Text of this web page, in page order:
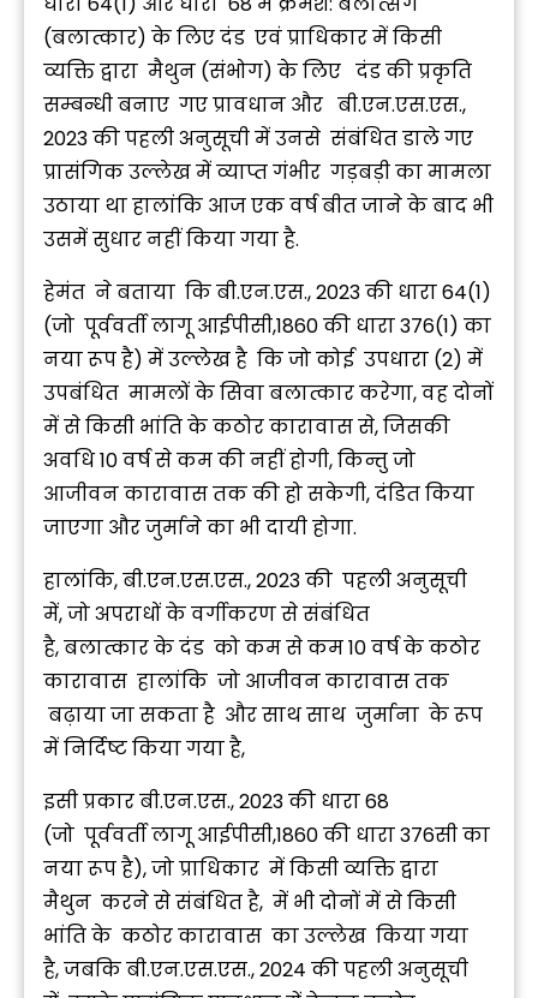
(बलात्कार) के लिए दंड एवं प्राधिकार में किसी
व्यक्ति द्वारा मैथुन (संभोग) के लिए दंड की प्रकृति
सम्बन्धी बनाए गए प्रावधान और बी.एन.एस.एस.,
2023 की पहली अनुसूची में उनसे संबंधित डाले गए
प्रासंगिक उल्लेख में व्याप्त गंभीर गड़बड़ी का मामला
उठाया था हालांकि आज एक वर्ष बीत जाने के बाद भी
उसमें सुधार नहीं किया गया है.
हेमंत ने बताया कि बी.एन.एस., 2023 की धारा 64(1)
(जो पूर्ववर्ती लागू आईपीसी,1860 की धारा 376(1) का
नया रूप है) में उल्लेख है कि जो कोई उपधारा (2) में
उपबंधित मामलों के सिवा बलात्कार करेगा, वह दोनों
में से किसी भांति के कठोर कारावास से, जिसकी
अवधि 10 वर्ष से कम की नहीं होगी, किन्तु जो
आजीवन कारावास तक की हो सकेगी, दंडित किया
जाएगा और जुर्माने का भी दायी होगा.
हालांकि, बी.एन.एस.एस., 2023 की पहली अनुसूची
में, जो अपराधों के वर्गीकरण से संबंधित
है, बलात्कार के दंड को कम से कम 10 वर्ष के कठोर
कारावास हालांकि जो आजीवन कारावास तक
बढ़ाया जा सकता है और साथ साथ जुर्माना के रूप
में निर्दिष्ट किया गया है,
इसी प्रकार बी.एन.एस., 2023 की धारा 68
(जो पूर्ववर्ती लागू आईपीसी,1860 की धारा 376सी का
नया रूप है), जो प्राधिकार में किसी व्यक्ति द्वारा
मैथुन करने से संबंधित है, में भी दोनों में से किसी
भांति के कठोर कारावास का उल्लेख किया गया
है, जबकि बी.एन.एस.एस., 2024 की पहली अनुसूची